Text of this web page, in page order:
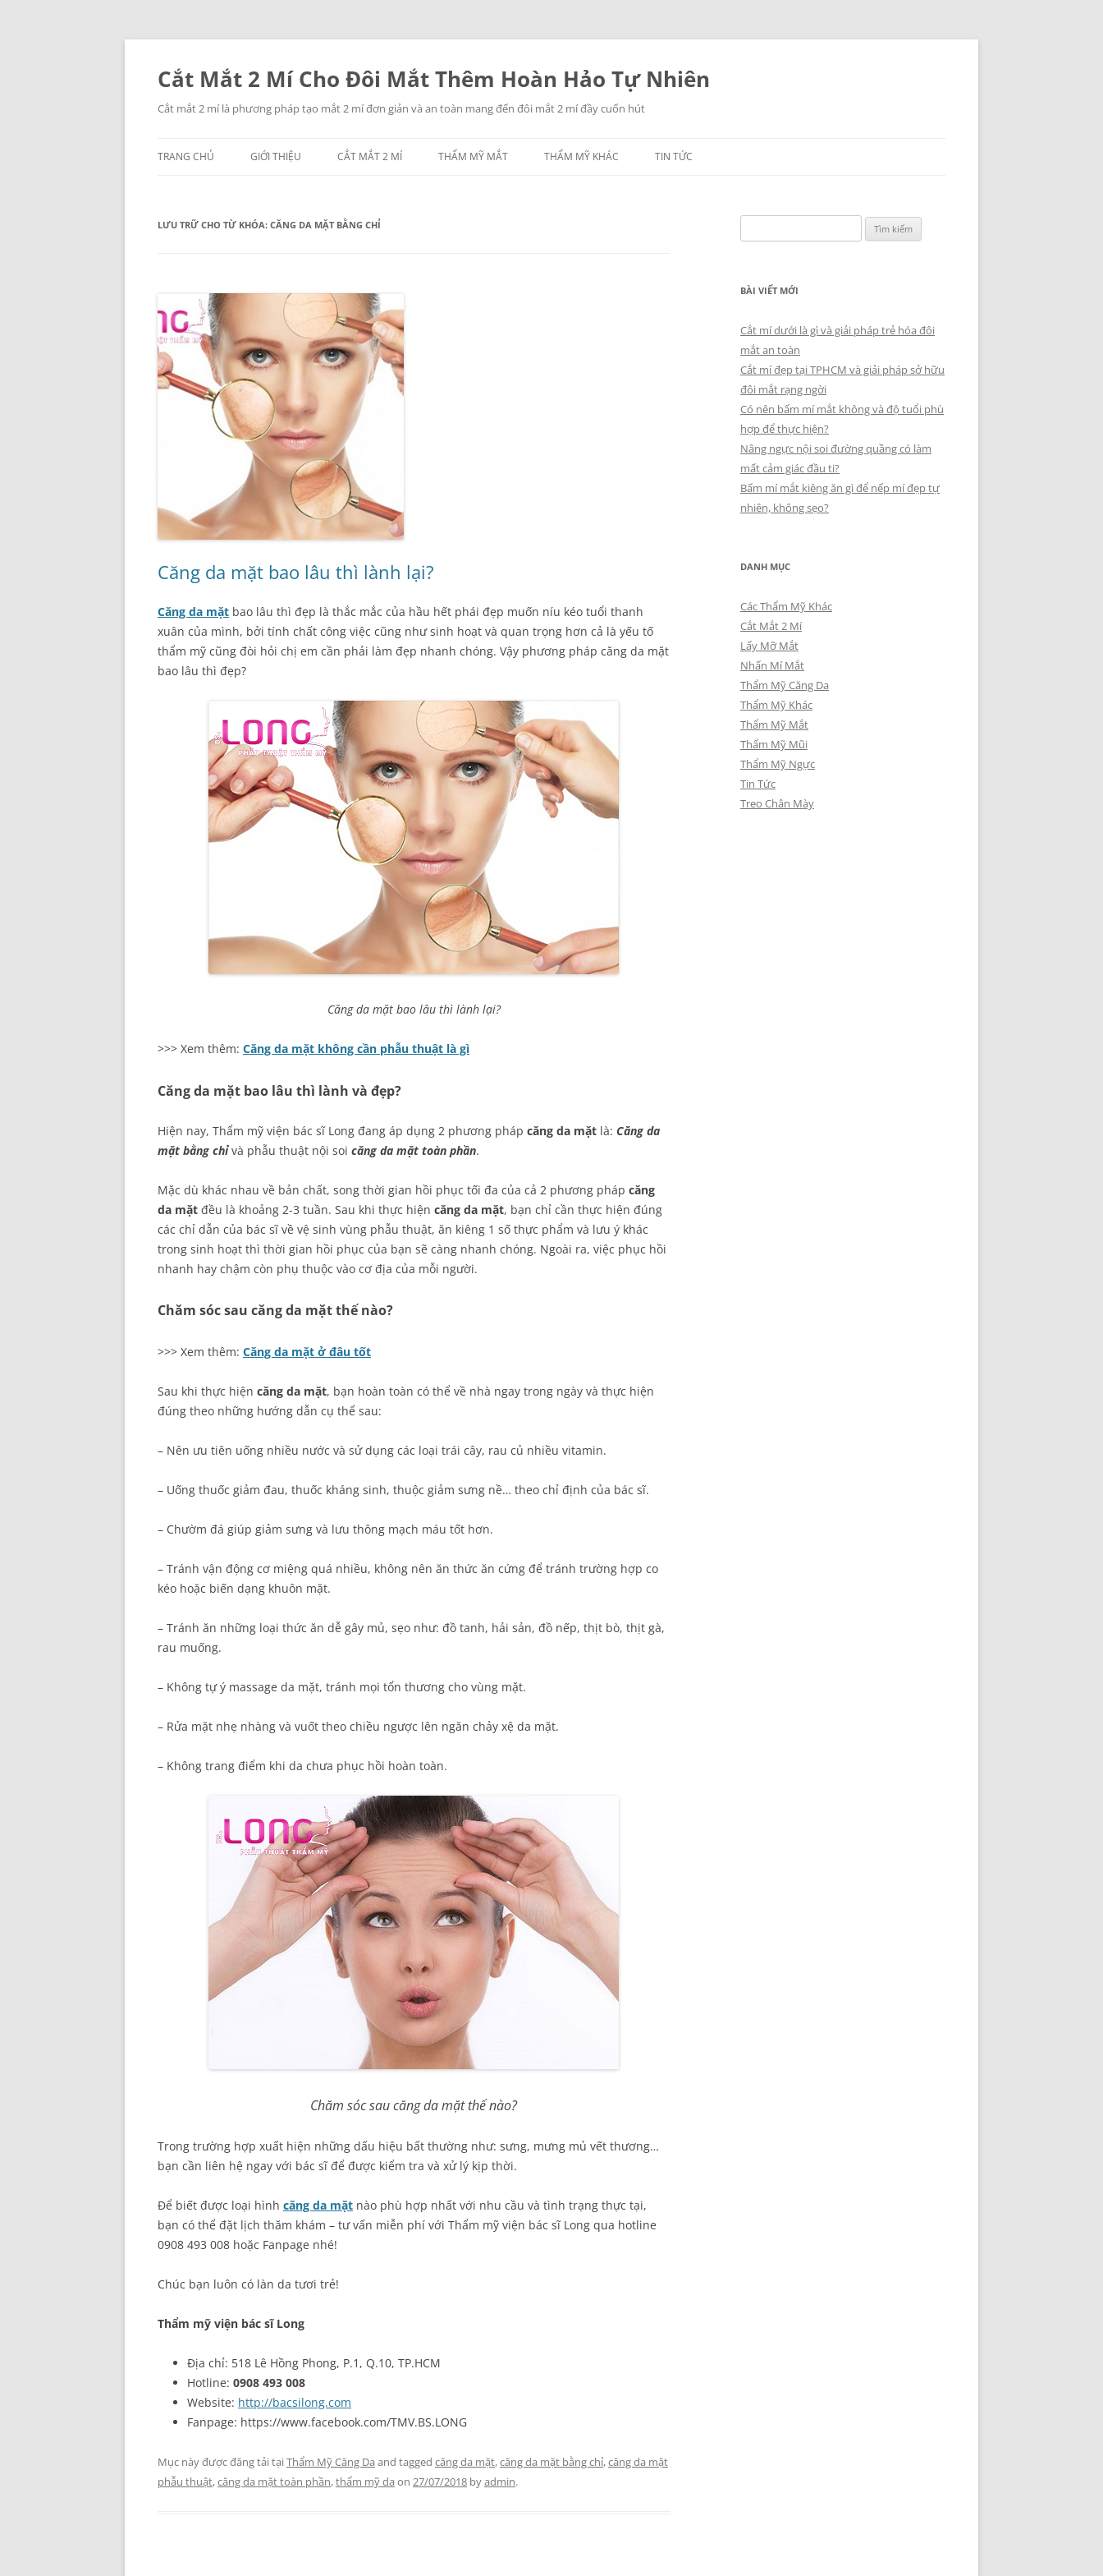
Chuyển
dung
Cắt Mắt 2 Mí Cho Đôi Mắt Thêm Hoàn Hảo Tự Nhiên
Cắt mắt 2 mí là phương pháp tạo mắt 2 mí đơn giản và an toàn mang đến đôi mắt 2 mí đầy cuốn hút
TRANG CHỦ GIỚI THIỆU CẮT MẮT 2 MÍ THẨM MỸ MẮT THẨM MỸ KHÁC TIN TỨC
LƯU TRỮ CHO TỪ KHÓA: CĂNG DA MẶT BẰNG CHỈ
Căng da mặt bao lâu thì lành lại?
Căng da mặt bao lâu thì đẹp là thắc mắc của hầu hết phái đẹp muốn níu kéo tuổi thanh
xuân của mình, bởi tính chất công việc cũng như sinh hoạt và quan trọng hơn cả là yếu tố
thẩm mỹ cũng đòi hỏi chị em cần phải làm đẹp nhanh chóng. Vậy phương pháp căng da mặt
bao lâu thì đẹp?
Căng da mặt bao lâu thì lành lại?
>>> Xem thêm: Căng da mặt không cần phẫu thuật là gì
Căng da mặt bao lâu thì lành và đẹp?
Hiện nay, Thẩm mỹ viện bác sĩ Long đang áp dụng 2 phương pháp căng da mặt là: Căng da
mặt bằng chỉvà phẫu thuật nội soi căng da mặt toàn phần.
Mặc dù khác nhau về bản chất, song thời gian hồi phục tối đa của cả 2 phương pháp căng
da mặt đều là khoảng 2-3 tuần. Sau khi thực hiện căng da mặt, bạn chỉ cần thực hiện đúng
các chỉ dẫn của bác sĩ về vệ sinh vùng phẫu thuật, ăn kiêng 1 số thực phẩm và lưu ý khác
trong sinh hoạt thì thời gian hồi phục của bạn sẽ càng nhanh chóng. Ngoài ra, việc phục hồi
nhanh hay chậm còn phụ thuộc vào cơ địa của mỗi người.
Chăm sóc sau căng da mặt thế nào?
>>> Xem thêm: Căng da mặt ở đâu tốt
Sau khi thực hiện căng da mặt, bạn hoàn toàn có thể về nhà ngay trong ngày và thực hiện
đúng theo những hướng dẫn cụ thể sau:
– Nên ưu tiên uống nhiều nước và sử dụng các loại trái cây, rau củ nhiều vitamin.
– Uống thuốc giảm đau, thuốc kháng sinh, thuộc giảm sưng nề… theo chỉ định của bác sĩ.
– Chườm đá giúp giảm sưng và lưu thông mạch máu tốt hơn.
– Tránh vận động cơ miệng quá nhiều, không nên ăn thức ăn cứng để tránh trường hợp co
kéo hoặc biến dạng khuôn mặt.
– Tránh ăn những loại thức ăn dễ gây mủ, sẹo như: đồ tanh, hải sản, đồ nếp, thịt bò, thịt gà,
rau muống.
– Không tự ý massage da mặt, tránh mọi tổn thương cho vùng mặt.
– Rửa mặt nhẹ nhàng và vuốt theo chiều ngược lên ngăn chảy xệ da mặt.
– Không trang điểm khi da chưa phục hồi hoàn toàn.
Chăm sóc sau căng da mặt thế nào?
Trong trường hợp xuất hiện những dấu hiệu bất thường như: sưng, mưng mủ vết thương…
bạn cần liên hệ ngay với bác sĩ để được kiểm tra và xử lý kịp thời.
Để biết được loại hình căng da mặt nào phù hợp nhất với nhu cầu và tình trạng thực tại,
bạn có thể đặt lịch thăm khám – tư vấn miễn phí với Thẩm mỹ viện bác sĩ Long qua hotline
0908 493 008 hoặc Fanpage nhé!
Chúc bạn luôn có làn da tươi trẻ!
Thẩm mỹ viện bác sĩ Long
Địa chỉ: 518 Lê Hồng Phong, P.1, Q.10, TP.HCM
Hotline: 0908 493 008
Website: http://bacsilong.com
Fanpage: https://www.facebook.com/TMV.BS.LONG
Mục này được đăng tải tạiThẩm Mỹ Căng Da and tagged căng da mặt,căng da mặt bằng chỉ,căng da mặt
phẫu thuật,căng da mặt toàn phần,thẩm mỹ da on 27/07/2018 byadmin.
kiếm
BÀI VIẾT MỚI
Cắt mí dưới là gì và giải pháp trẻ hóa đôi
mắt an toàn
Cắt mí đẹp tại TPHCM và giải pháp sở hữu
đôi mắt rạng ngời
Có nên bấm mí mắt không và độ tuổi phù
hợp để thực hiện?
Nâng ngực nội soi đường quầng có làm
mất cảm giác đầu ti?
Bấm mí mắt kiêng ăn gì để nếp mí đẹp tự
nhiên, không sẹo?
DANH MỤC
Các Thẩm Mỹ Khác
Cắt Mắt 2 Mí
Lấy Mỡ Mắt
Nhấn Mí Mắt
Thẩm Mỹ Căng Da
Thẩm Mỹ Khác
Thẩm Mỹ Mắt
Thẩm Mỹ Mũi
Thẩm Mỹ Ngực
Tin Tức
Treo Chân Mày